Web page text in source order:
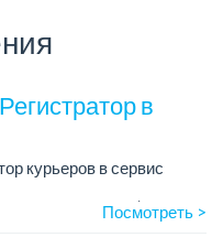
в
курьеров в сервис
- Макатаева).Посмотреть >